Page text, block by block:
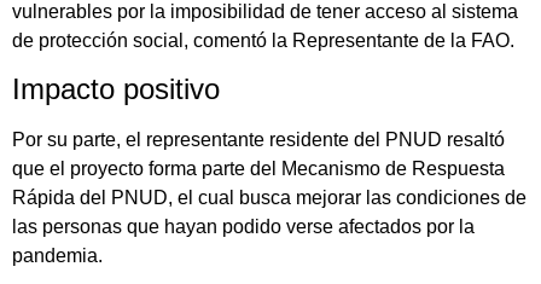
vulnerables por la imposibilidad de tener acceso al sistema
de protección social, comentó la Representante de la FAO.
Impacto positivo
Por su parte, el representante residente del PNUD resaltó
que el proyecto forma parte del Mecanismo de Respuesta
Rápida del PNUD, el cual busca mejorar las condiciones de
las personas que hayan podido verse afectados por la
pandemia.